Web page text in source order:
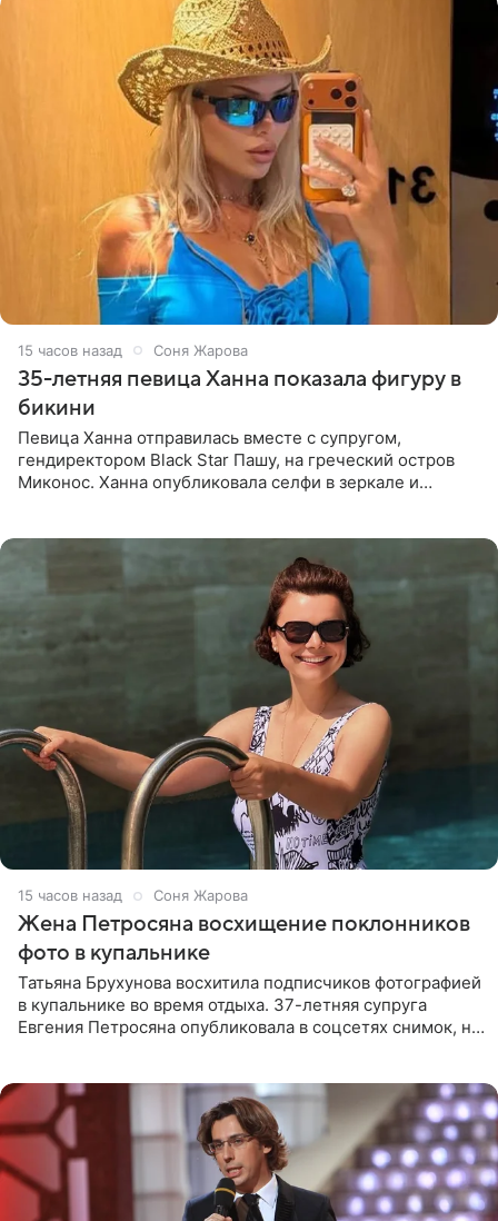
15 часов назад Соня Жарова
35-летняя певица Ханна показала фигуру в
бикини
Певица Ханна отправилась вместе с супругом,
гендиректором Black Star Пашу, на греческий остров
Миконос. Ханна опубликовала селфи в зеркале и
15 часов назад Соня Жарова
Жена Петросяна восхищение поклонников
фото в купальнике
Татьяна Брухунова восхитила подписчиков фотографией
в купальнике во время отдыха. 37-летняя супруга
Евгения Петросяна опубликовала в соцсетях снимок, на